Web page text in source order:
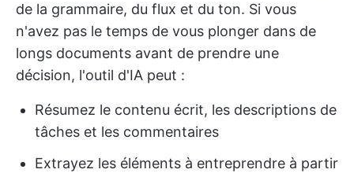
de la grammaire, du flux et du ton. Si vous
n'avez pas le temps de vous plonger dans de
longs documents avant de prendre une
décision, l'outil d'IA peut :
Résumez le contenu écrit, les descriptions de
tâches et les commentaires
Extrayez les éléments à entreprendre à partir